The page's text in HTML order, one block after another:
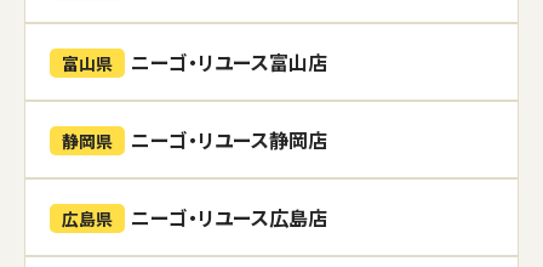
富山県 ニーゴ・リユース富山店
静岡県 ニーゴ・リユース静岡店
広島県 ニーゴ・リユース広島店